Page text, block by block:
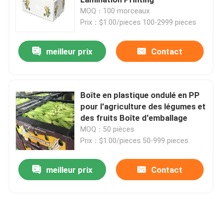
Conseil de Coroplast
Pp ont ridé la feuille
Feuille de Corflute
Couverture en plastique ondulée
Boîtes ondulées de conditionnement en plastique
MOQ：100 morceaux
Prix：$1.00/pieces 100-2999 pieces
meilleur prix Contact
Boîte en plastique ondulé en PP
pour l'agriculture des légumes et
des fruits Boîte d'emballage
MOQ：50 pièces
Prix：$1.00/pieces 50-999 pieces
meilleur prix Contact